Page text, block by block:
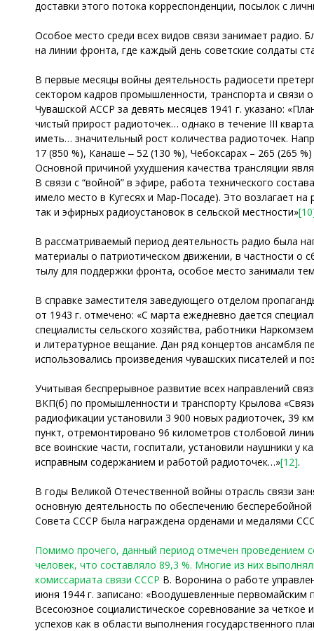
доставки этого потока корреспонденции, посылок с
Особое место среди всех видов связи занимает радио.
на линии фронта, где каждый день советские солдаты
В первые месяцы войны деятельность радиосети
сектором кадров промышленности, транспорта и
Чувашской АССР за девять месяцев 1941 г. указано:
чистый прирост радиоточек… однако в течение III
иметь… значительный рост количества радиоточек.
17 (850 %), Канаше ‒ 52 (130 %), Чебоксарах – 265 (265
Основной причиной ухудшения качества трансляции
В связи с “войной” в эфире, работа технического
имело место в Кугесях и Мар-Посаде). Это возлагает
так и эфирных радиоустановок в сельской местности»
В рассматриваемый период деятельность радио была
материалы о патриотическом движении, в частности о
тылу для поддержки фронта, особое место занимали
В справке заместителя заведующего отделом
от 1943 г. отмечено: «С марта ежедневно дается
специалисты сельского хозяйства, работники
и литературное вещание. Дан ряд концертов ансамбля
использовались произведения чувашских писателей и
Учитывая беспрерывное развитие всех направлений
ВКП(б) по промышленности и транспорту Крылова
радиофикации установили 3 900 новых радиоточек, 39
пункт, отремонтировано 96 километров столбовой
все воинские части, госпитали, установили наушники
исправным содержанием и работой радиоточек…»[12].
В годы Великой Отечественной войны отрасль связи
основную деятельность по обеспечению
Совета СССР была награждена орденами и медалями
Помимо прочего, данный период отмечен проведением
человек, что составляло 89,3 %. Многие из них
комиссариата связи СССР В. Воронина о работе
июня 1944 г. записано: «Воодушевленные
Всесоюзное социалистическое соревнование за
успехов как в области выполнения государственного